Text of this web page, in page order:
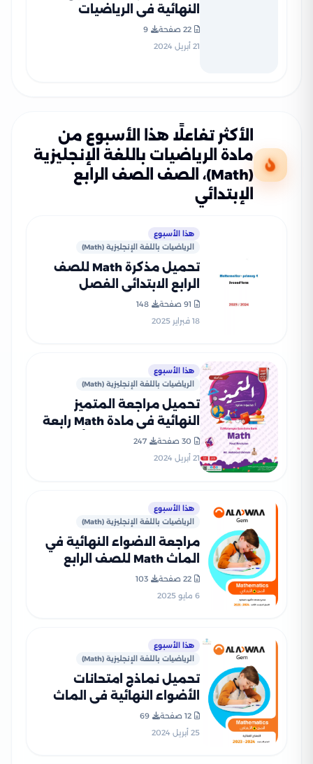
النهائية في الرياضيات
الابتدائي الفصل الدراسي
22 صفحة
9
21 أبريل 2024
الأكثر تفاعلًا هذا الأسبوع من
مادة الرياضيات باللغة الإنجليزية
(Math)، الصف الصف الرابع
الإبتدائي
هذا الأسبوع
الرياضيات باللغة الإنجليزية (Math)
تحميل مذكرة Math للصف
الرابع الابتدائي الفصل
الدراسي الثاني بصيغة PDF
91 صفحة
148
18 فبراير 2025
هذا الأسبوع
الرياضيات باللغة الإنجليزية (Math)
تحميل مراجعة المتميز
النهائية في مادة Math رابعة
ابتدائي ترم ثاني (بنك أسئلة
شامل)
30 صفحة
247
21 أبريل 2024
هذا الأسبوع
الرياضيات باللغة الإنجليزية (Math)
مراجعة الاضواء النهائية في
الماث Math للصف الرابع
PDF بالاجابات
22 صفحة
103
6 مايو 2025
هذا الأسبوع
الرياضيات باللغة الإنجليزية (Math)
تحميل نماذج امتحانات
الأضواء النهائية في الماث
للصف الرابع الابتدائي الترم
الثاني
12 صفحة
69
25 أبريل 2024